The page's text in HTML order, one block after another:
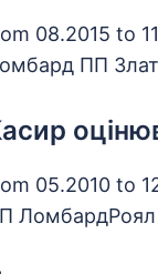
08.2015 to
ПП
05.2010 to
ЛомбардРоял